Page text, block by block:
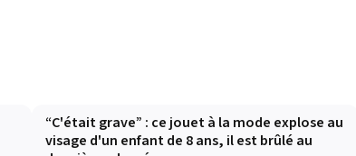
“C'était grave” : ce jouet à la mode explose au
visage d'un enfant de 8 ans, il est brûlé au